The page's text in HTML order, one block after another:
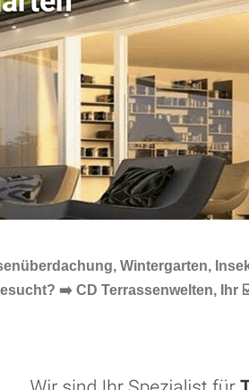
Wintergarten,
➡️ CD Terrassenwelten,